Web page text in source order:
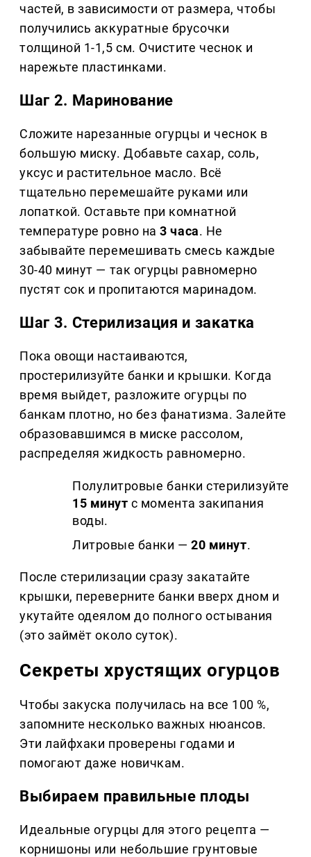
частей, в зависимости от размера, чтобы
получились аккуратные брусочки
толщиной 1-1,5 см. Очистите чеснок и
нарежьте пластинками.
Шаг 2. Маринование
Сложите нарезанные огурцы и чеснок в
большую миску. Добавьте сахар, соль,
уксус и растительное масло. Всё
тщательно перемешайте руками или
лопаткой. Оставьте при комнатной
температуре ровно на3 часа. Не
забывайте перемешивать смесь каждые
30-40 минут — так огурцы равномерно
пустят сок и пропитаются маринадом.
Шаг 3. Стерилизация и закатка
Пока овощи настаиваются,
простерилизуйте банки и крышки. Когда
время выйдет, разложите огурцы по
банкам плотно, но без фанатизма. Залейте
образовавшимся в миске рассолом,
распределяя жидкость равномерно.
Полулитровые банки стерилизуйте
15 минут с момента закипания
воды.
Литровые банки —20 минут.
После стерилизации сразу закатайте
крышки, переверните банки вверх дном и
укутайте одеялом до полного остывания
(это займёт около суток).
Секреты хрустящих огурцов
Чтобы закуска получилась на все 100 %,
запомните несколько важных нюансов.
Эти лайфхаки проверены годами и
помогают даже новичкам.
Выбираем правильные плоды
Идеальные огурцы для этого рецепта —
корнишоны или небольшие грунтовые